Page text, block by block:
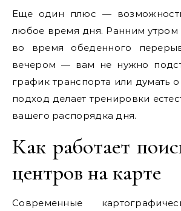
Еще один плюс —
любое время дня. Ранним утром
во время обеденного
вечером — вам не нужно
график транспорта или думать
подход делает тренировки
вашего распорядка дня.
Как работает
центров на карте
Современные